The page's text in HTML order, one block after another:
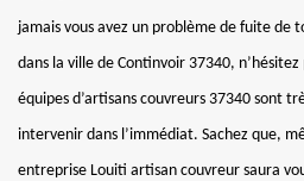
jamais vous avez un problème de fuite de
dans la ville de Continvoir 37340,
équipes d’artisans couvreurs 37340 sont
intervenir dans l’immédiat. Sachez que,
entreprise Louiti artisan couvreur saura